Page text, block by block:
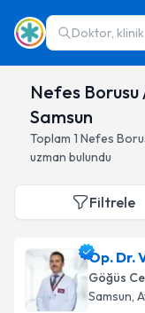
Doktor,
Nefes Borusu
Samsun
Toplam 1 Nefes
uzman bulundu
Filtrele
Op. Dr.
Göğüs
Samsun,